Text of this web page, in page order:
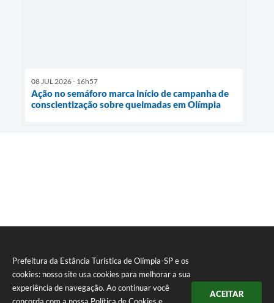
Prefeitura da Estância Turística de Olímpia-SP e os
cookies: nosso site usa cookies para melhorar a sua
experiência de navegação. Ao continuar você
ACEITAR
08 JUL 2026 - 16h57
Ação no semáforo marca início de campanha de
conscientização sobre queimadas em Olímpia